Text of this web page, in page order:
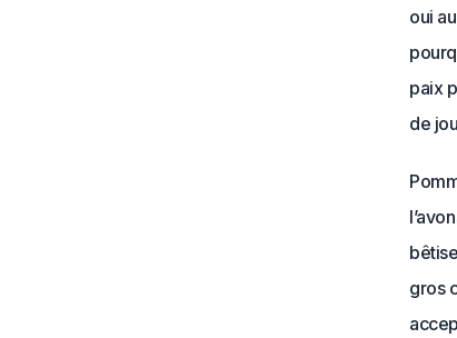
oui
paix
de
gros